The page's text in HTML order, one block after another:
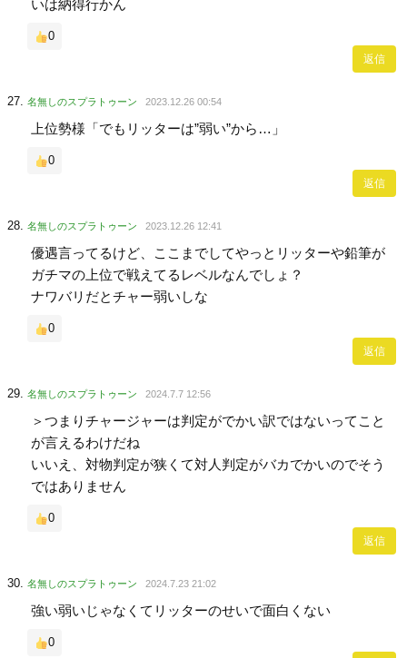
いは納得行かん
0
返信
名無しのスプラトゥーン 2023.12.26 00:54
上位勢様「でもリッターは”弱い”から…」
0
返信
名無しのスプラトゥーン 2023.12.26 12:41
優遇言ってるけど、ここまでしてやっとリッターや鉛筆が
ガチマの上位で戦えてるレベルなんでしょ？
ナワバリだとチャー弱いしな
0
返信
名無しのスプラトゥーン 2024.7.7 12:56
＞つまりチャージャーは判定がでかい訳ではないってこと
が言えるわけだね
いいえ、対物判定が狭くて対人判定がバカでかいのでそう
ではありません
0
返信
名無しのスプラトゥーン 2024.7.23 21:02
強い弱いじゃなくてリッターのせいで面白くない
0